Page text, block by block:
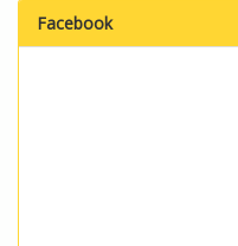
Facebook